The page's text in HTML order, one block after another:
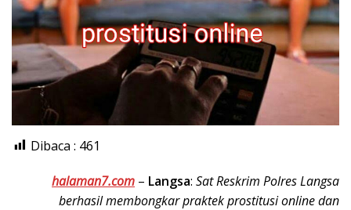
Dibaca : 461
halaman7.com – Langsa: Sat Reskrim Polres Langsa
berhasil membongkar praktek prostitusi online dan